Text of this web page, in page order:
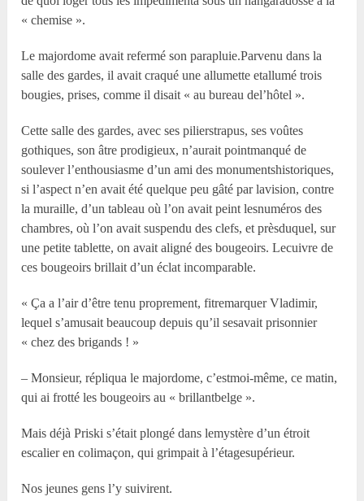
« chemise ».
Le majordome avait refermé son parapluie.Parvenu dans la
salle des gardes, il avait craqué une allumette etallumé trois
bougies, prises, comme il disait « au bureau del’hôtel ».
Cette salle des gardes, avec ses pilierstrapus, ses voûtes
gothiques, son âtre prodigieux, n’aurait pointmanqué de
soulever l’enthousiasme d’un ami des monumentshistoriques,
si l’aspect n’en avait été quelque peu gâté par lavision, contre
la muraille, d’un tableau où l’on avait peint lesnuméros des
chambres, où l’on avait suspendu des clefs, et prèsduquel, sur
une petite tablette, on avait aligné des bougeoirs. Lecuivre de
ces bougeoirs brillait d’un éclat incomparable.
« Ça a l’air d’être tenu proprement, fitremarquer Vladimir,
lequel s’amusait beaucoup depuis qu’il sesavait prisonnier
« chez des brigands ! »
– Monsieur, répliqua le majordome, c’estmoi-même, ce matin,
qui ai frotté les bougeoirs au « brillantbelge ».
Mais déjà Priski s’était plongé dans lemystère d’un étroit
escalier en colimaçon, qui grimpait à l’étagesupérieur.
Nos jeunes gens l’y suivirent.